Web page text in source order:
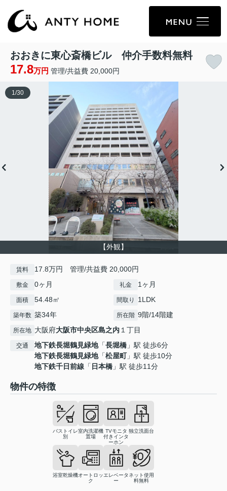
おおきに東心斎橋ビル 仲介手数料無料
17.8万円 管理/共益費 20,000円
【外観】
1 /30
賃料 17.8万円 管理/共益費 20,000円
敷金 0ヶ月 礼金 1ヶ月
面積 54.48㎡ 間取り 1LDK
築年数 築34年 所在階 9階/14階建
所在地 大阪府大阪市中央区島之内 １丁目
交通 地下鉄長堀鶴見緑地「長堀橋 」駅 徒歩6分
地下鉄長堀鶴見緑地「松屋町」駅 徒歩10分
地下鉄千日前線 「 日本橋 」駅 徒歩11分
物件の特徴
バストイレ
別
室内洗濯機
置場
TVモニタ
付きインタ
ーホン
独立洗面台
浴室乾燥機オートロッ
ク
エレベータ
ー
ネット使用
料無料